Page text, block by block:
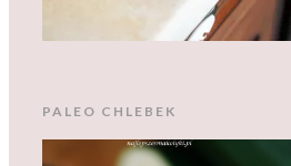
PALEO CHLEBEK